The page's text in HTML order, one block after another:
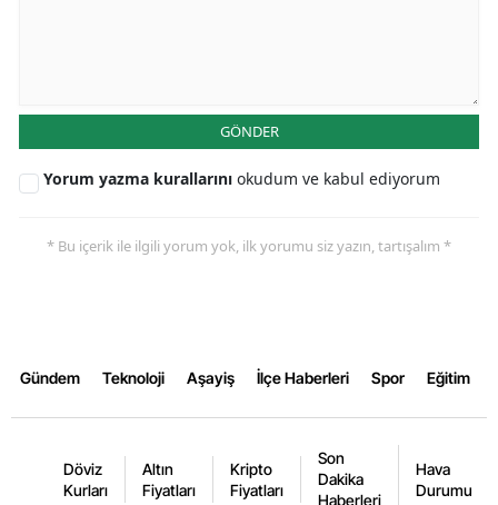
GÖNDER
Yorum yazma kurallarını okudum ve kabul ediyorum
* Bu içerik ile ilgili yorum yok, ilk yorumu siz yazın, tartışalım *
Gündem Teknoloji Aşayiş İlçe Haberleri Spor Eğitim
Döviz
Kurları
Altın
Fiyatları
Kripto
Fiyatları
Son
Dakika
Haberleri
Hava
Durumu